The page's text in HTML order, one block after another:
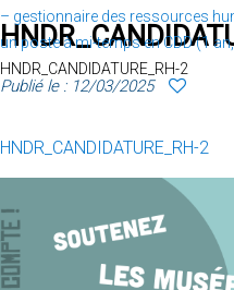
– gestionnaire des ressources
un poste à mi-temps en CDD (1
HNDR_CANDIDATURE_RH-2
Publié le : 12/03/2025
HNDR_CANDIDATURE_RH-2